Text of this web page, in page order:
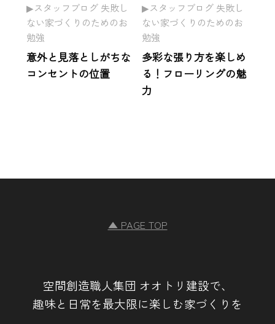
スタッフブログ 失敗し
ない家づくりのためのお
勉強
意外と見落としがちな
コンセントの位置
スタッフブログ 失敗し
ない家づくりのためのお
勉強
多彩な張り方を楽しめ
る！フローリングの魅
力
▲ PAGE TOP
空間創造職人集団 オオトリ建設で、
趣味と日常を最大限に楽しむ家づくりを